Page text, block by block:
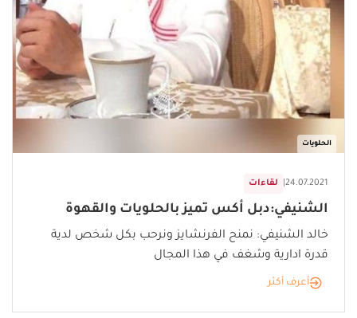
الحلويات
لقاءات 24.07.2021
الشنيفي:دبل أكس تميز بالحلويات والقهوة
خالد الشنيفي: نمنح الفرنشايز ونرحب بكل شخص لدية
قدرة ادارية وشغف في هذا المجال
أعرف أكثر